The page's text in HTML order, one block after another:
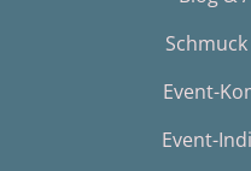
Event-
Event-